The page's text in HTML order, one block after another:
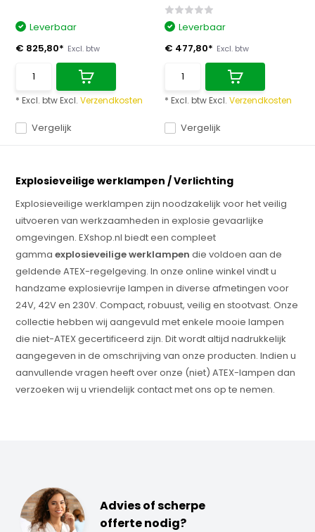
Vergelijk
Leverbaar
€ 825,80* Excl. btw
* Excl. btw Excl.Verzendkosten
Vergelijk
Leverbaar
€ 477,80* Excl. btw
* Excl. btw Excl. Verzendkosten
Explosieveilige werklampen / Verlichting
Explosieveilige werklampen zijn noodzakelijk voor het veilig
uitvoeren van werkzaamheden in explosie gevaarlijke
omgevingen. EXshop.nl biedt een compleet
gammaexplosieveilige werklampen die voldoen aan de
geldende ATEX-regelgeving. In onze online winkel vindt u
handzame explosievrije lampen in diverse afmetingen voor
24V, 42V en 230V. Compact, robuust, veilig en stootvast. Onze
collectie hebben wij aangevuld met enkele mooie lampen
die niet-ATEX gecertificeerd zijn. Dit wordt altijd nadrukkelijk
aangegeven in de omschrijving van onze producten. Indien u
aanvullende vragen heeft over onze (niet) ATEX-lampen dan
verzoeken wij u vriendelijk contact met ons op te nemen.
Advies of scherpe
offerte nodig?